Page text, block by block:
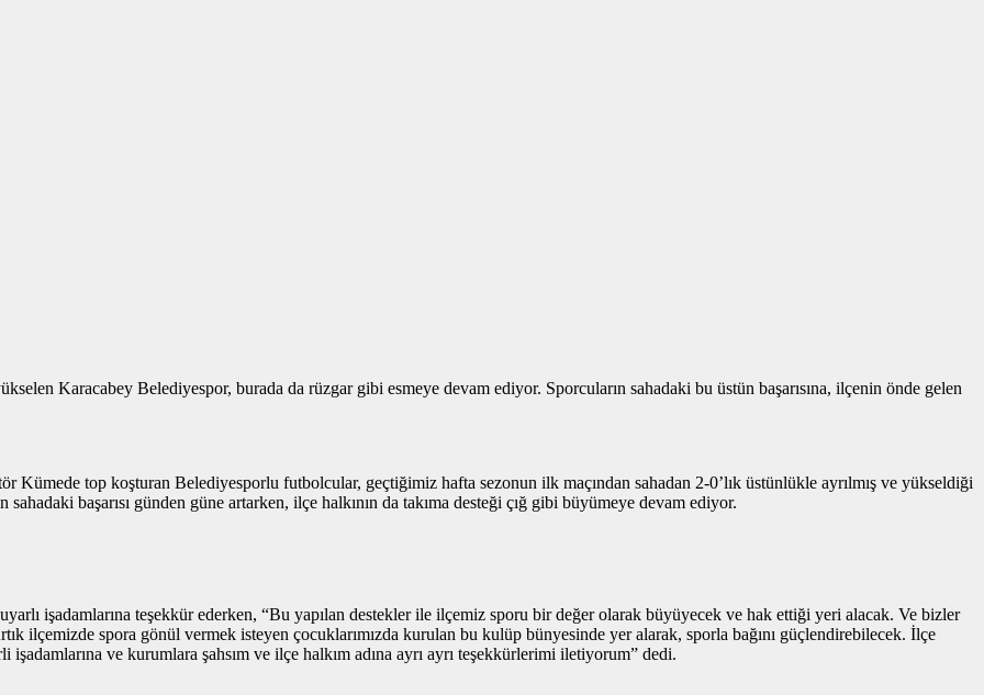
Karacabey Belediyespor, burada da rüzgar gibi esmeye devam ediyor. Sporcuların sahadaki bu üstün başarısına, ilçenin önde gelen
Kümede top koşturan Belediyesporlu futbolcular, geçtiğimiz hafta sezonun ilk maçından sahadan 2-0’lık üstünlükle ayrılmış ve yükseldiği
başarısı günden güne artarken, ilçe halkının da takıma desteği çığ gibi büyümeye devam ediyor.
işadamlarına teşekkür ederken, “Bu yapılan destekler ile ilçemiz sporu bir değer olarak büyüyecek ve hak ettiği yeri alacak. Ve bizler
ilçemizde spora gönül vermek isteyen çocuklarımızda kurulan bu kulüp bünyesinde yer alarak, sporla bağını güçlendirebilecek. İlçe
işadamlarına ve kurumlara şahsım ve ilçe halkım adına ayrı ayrı teşekkürlerimi iletiyorum” dedi.